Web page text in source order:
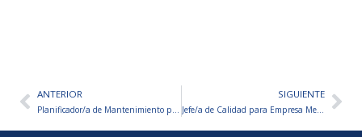
AntANTERIOR
Planificador/a de Mantenimiento para Grupo Gastronómico
SIGUIENTE
Jefe/a de Calidad para Empresa Metalúrgica